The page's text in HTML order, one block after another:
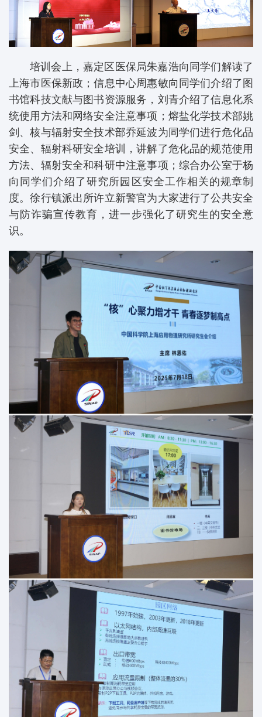
培训会上，嘉定区医保局朱嘉浩向同学们解读了
上海市医保新政；信息中心周惠敏向同学们介绍了图
书馆科技文献与图书资源服务，刘青介绍了信息化系
统使用方法和网络安全注意事项；熔盐化学技术部姚
剑、核与辐射安全技术部乔延波为同学们进行危化品
安全、辐射科研安全培训，讲解了危化品的规范使用
方法、辐射安全和科研中注意事项；综合办公室于杨
向同学们介绍了研究所园区安全工作相关的规章制
度。徐行镇派出所许立新警官为大家进行了公共安全
与防诈骗宣传教育，进一步强化了研究生的安全意
识。